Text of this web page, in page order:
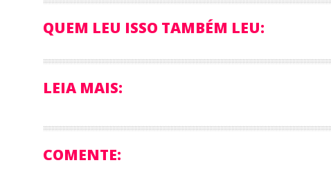
QUEM LEU ISSO TAMBÉM LEU:
LEIA MAIS:
COMENTE: